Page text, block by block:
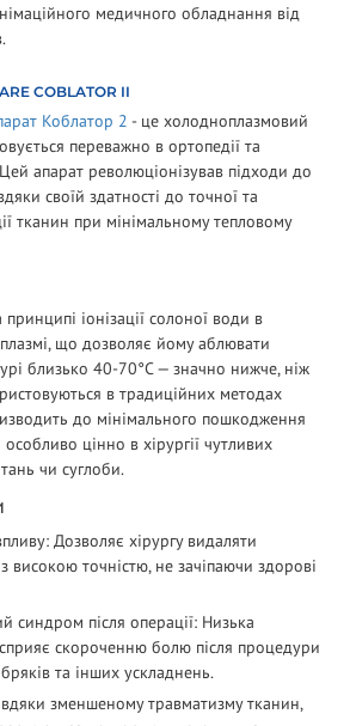
медичного обладнання від
COBLATOR II
Коблатор 2 - це холодноплазмовий
переважно в ортопедії та
апарат революціонізував підходи до
своїй здатності до точної та
тканин при мінімальному тепловому
іонізації солоної води в
що дозволяє йому аблювати
близько 40-70°C — значно нижче, ніж
в традиційних методах
до мінімального пошкодження
цінно в хірургії чутливих
чи суглоби.
Дозволяє хірургу видаляти
високою точністю, не зачіпаючи здорові
синдром після операції: Низька
скороченню болю після процедури
та інших ускладнень.
зменшеному травматизму тканин,